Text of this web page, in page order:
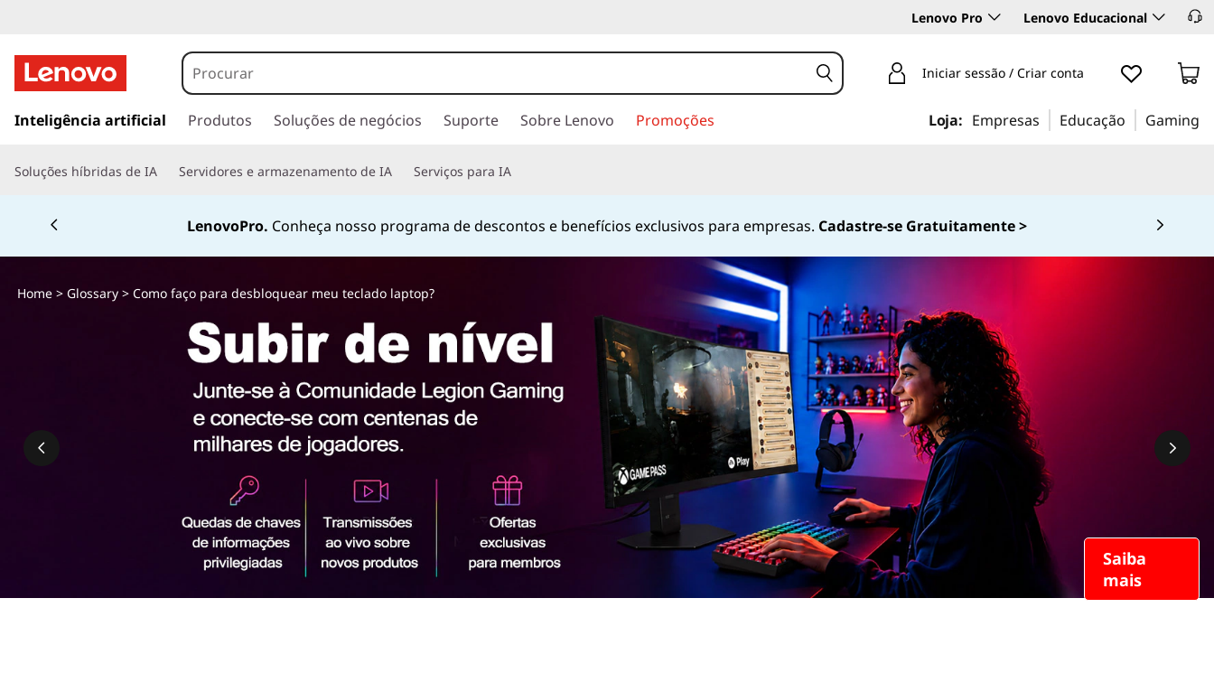
o
m
o
ç
b
Lenovo Pro Lenovo Educacional
a
a
r
o
p
Iniciar sessão / Criar conta
Inteligência artificial Produtos Soluções de negócios Suporte Sobre Lenovo Promoções Loja: Empresas Educação Gaming
Soluções híbridas de IA Servidores e armazenamento de IA Serviços para IA
Fale conosco peloWhatsAppno número +55 13 4042 0656ou pelo número0800-536-6861 (Opção 2)
Currently displaying item 2 of 4
Saiba
mais
Home> Glossary> Como faço para desbloquear meu teclado laptop?